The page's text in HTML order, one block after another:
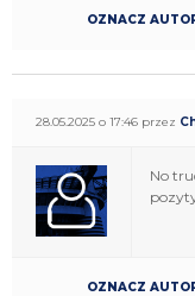
OZNACZ
28.05.2025 o 17:46 przez
No
OZNACZ